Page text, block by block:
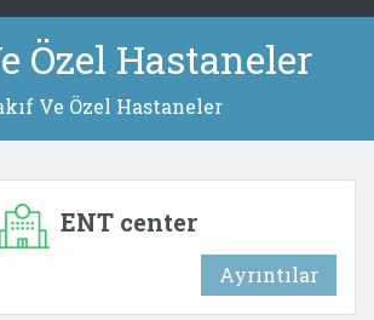
Özel Hastaneler
Ve Özel Hastaneler
ENT center
Ayrıntılar